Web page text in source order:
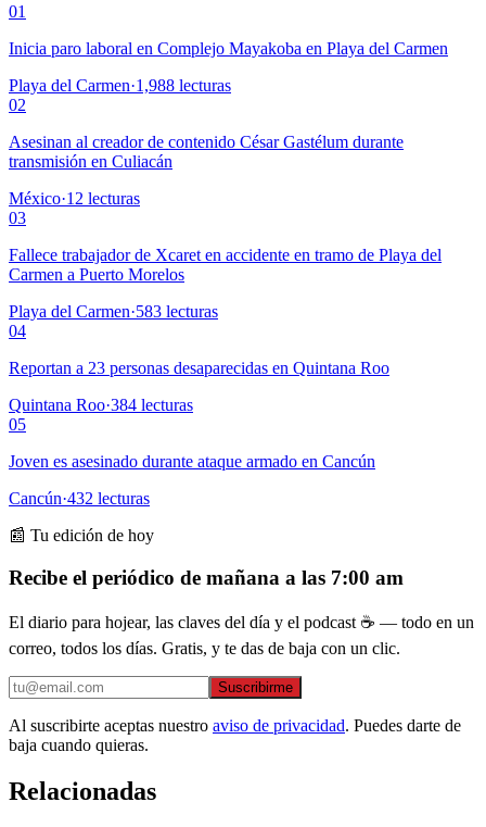
01
Inicia paro laboral en Complejo Mayakoba en Playa del Carmen
Playa del Carmen·1,988 lecturas
02
Asesinan al creador de contenido César Gastélum durante
transmisión en Culiacán
México·12 lecturas
03
Fallece trabajador de Xcaret en accidente en tramo de Playa del
Carmen a Puerto Morelos
Playa del Carmen·583 lecturas
04
Reportan a 23 personas desaparecidas en Quintana Roo
Quintana Roo·384 lecturas
05
Joven es asesinado durante ataque armado en Cancún
Cancún·432 lecturas
📰 Tu edición de hoy
Recibe el periódico de mañana a las 7:00 am
El diario para hojear, las claves del día y el podcast ☕ — todo en un
correo, todos los días. Gratis, y te das de baja con un clic.
Suscribirme
Al suscribirte aceptas nuestro aviso de privacidad. Puedes darte de
baja cuando quieras.
Relacionadas